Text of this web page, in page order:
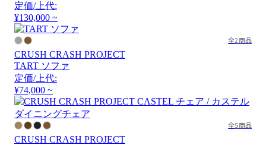
定価/上代:
¥130,000 ~
全2商品
CRUSH CRASH PROJECT
TART ソファ
定価/上代:
¥74,000 ~
全5商品
CRUSH CRASH PROJECT